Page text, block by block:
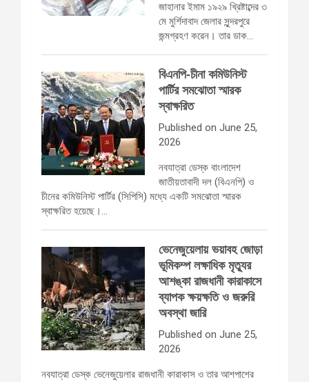
জাহানার ইমাম ১৯২৯ খ্রিষ্টাব্দের ৩
মে মুর্শিদাবাদ জেলার সুন্দরপুরে
জন্মগ্রহণ করেন। তার ডাক…
বিএনপি-চীনা কমিউনিস্ট
পার্টির সমঝোতা স্মারক
স্বাক্ষরিত
Published on June 25,
2026
নবযাত্রা ডেস্ক বাংলাদেশ
জাতীয়তাবাদী দল (বিএনপি) ও
চীনের কমিউনিস্ট পার্টির (সিপিসি) মধ্যে একটি সমঝোতা স্মারক
স্বাক্ষরিত হয়েছে।…
ভেনেজুয়েলায় ভয়াবহ জোড়া
ভূমিকম্প লক্ষাধিক মৃত্যুর
আশঙ্কা রাজধানী কারাকাসে
ব্যাপক ক্ষয়ক্ষতি ও জরুরি
অবস্থা জারি
Published on June 25,
2026
নবযাত্রা ডেস্ক ভেনেজুয়েলার রাজধানী কারাকাস ও তার আশপাশের